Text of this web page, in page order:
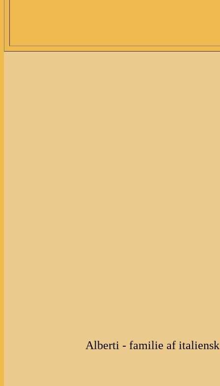
Alberti - familie af